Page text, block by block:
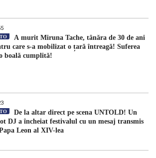
A murit Miruna Tache, tânăra de 30 de ani
care s-a mobilizat o țară întreagă! Suferea
boală cumplită!
De la altar direct pe scena UNTOLD! Un
DJ a încheiat festivalul cu un mesaj transmis
Leon al XIV-lea